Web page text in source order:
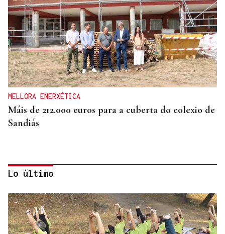
MELLORA ENERXÉTICA
Máis de 212.000 euros para a cuberta do colexio de
Sandiás
Lo último